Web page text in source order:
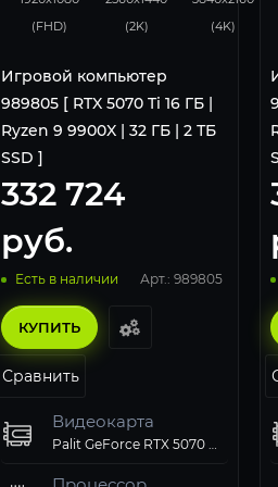
(FHD)
(2K)
(4K)
Игровой компьютер
989805 [ RTX 5070 Ti 16 ГБ |
Ryzen 9 9900X | 32 ГБ | 2 ТБ
SSD ]
332 724
руб.
Есть в наличии Арт.: 989805
КУПИТЬ
Сравнить
Видеокарта